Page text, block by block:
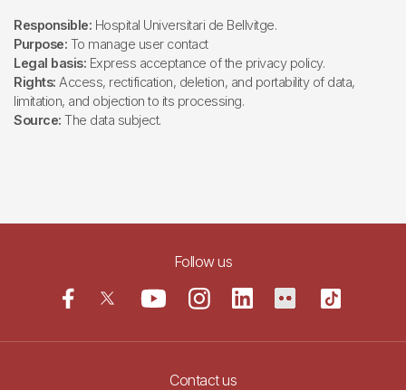
Responsible: Hospital Universitari de Bellvitge.
Purpose: To manage user contact
Legal basis: Express acceptance of the privacy policy.
Rights: Access, rectification, deletion, and portability of data,
limitation, and objection to its processing.
Source: The data subject.
Follow us
Contact us